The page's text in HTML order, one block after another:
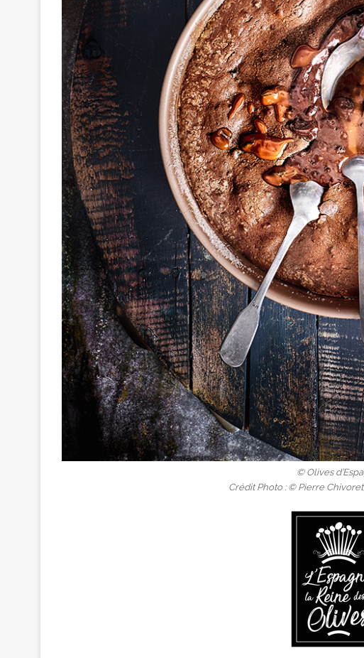
© Olives
Crédit Photo : © Pierre